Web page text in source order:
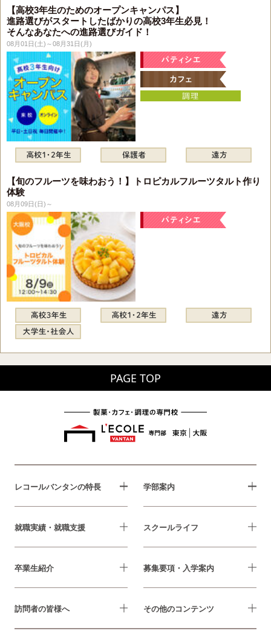
【高校3年生のためのオープンキャンパス】
進路選びがスタートしたばかりの高校3年生必見！
そんなあなたへの進路選びガイド！
08月01日(土)～08月31日(月)
【旬のフルーツを味わおう！】トロピカルフルーツタルト作り
体験
08月09日(日)～
PAGE TOP
レコールバンタンの特長 学部案内
就職実績・就職支援 スクールライフ
卒業生紹介 募集要項・入学案内
訪問者の皆様へ その他のコンテンツ